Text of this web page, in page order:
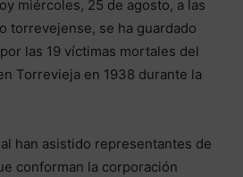
miércoles, 25 de agosto, a las
torrevejense, se ha guardado
las 19 víctimas mortales del
Torrevieja en 1938 durante la
han asistido representantes de
conforman la corporación